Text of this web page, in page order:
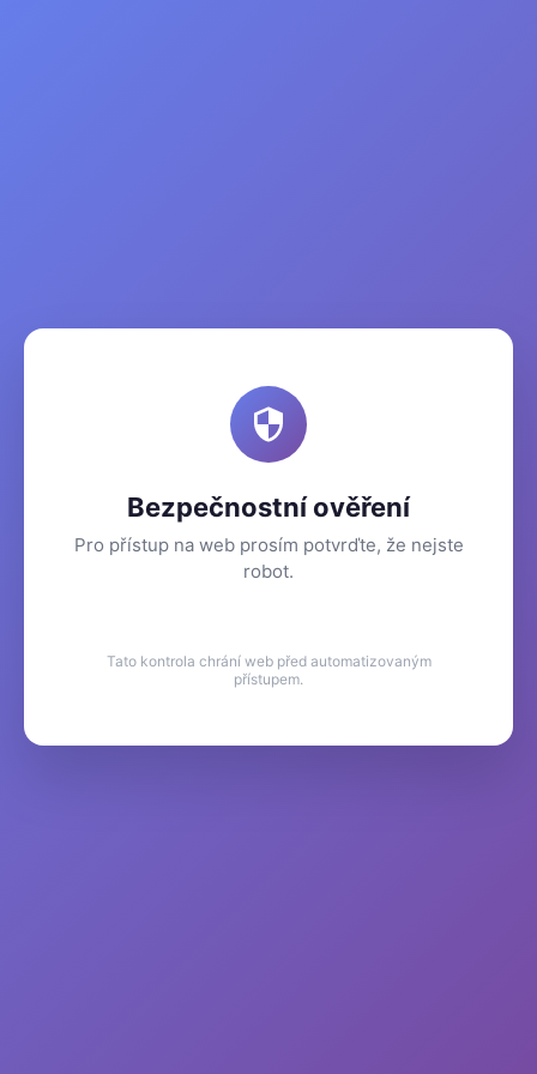
Bezpečnostní ověření
Pro přístup na web prosím potvrďte, že nejste
robot.
Tato kontrola chrání web před automatizovaným
přístupem.